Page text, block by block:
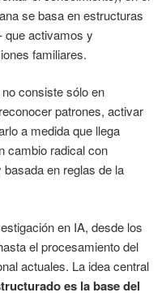
se basa en estructuras
que activamos y
familiares.
consiste sólo en
patrones, activar
a medida que llega
cambio radical con
en reglas de la
en IA, desde los
el procesamiento del
actuales. La idea central
es la base del